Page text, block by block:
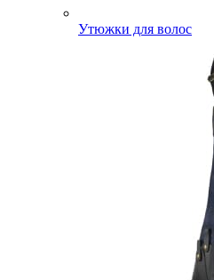
Утюжки для волос